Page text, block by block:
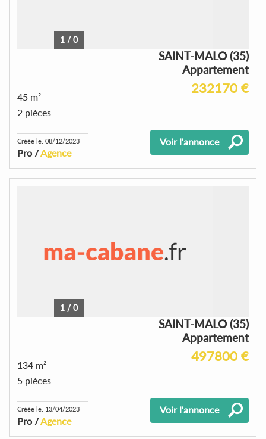
1 /0
SAINT-MALO (35)
Appartement
232170 €
45 m²
2 pièces
Créée le: 08/12/2023
Pro /Agence
Voir l'annonce
1 /0
SAINT-MALO (35)
Appartement
497800 €
134 m²
5 pièces
Créée le: 13/04/2023
Pro /Agence
Voir l'annonce